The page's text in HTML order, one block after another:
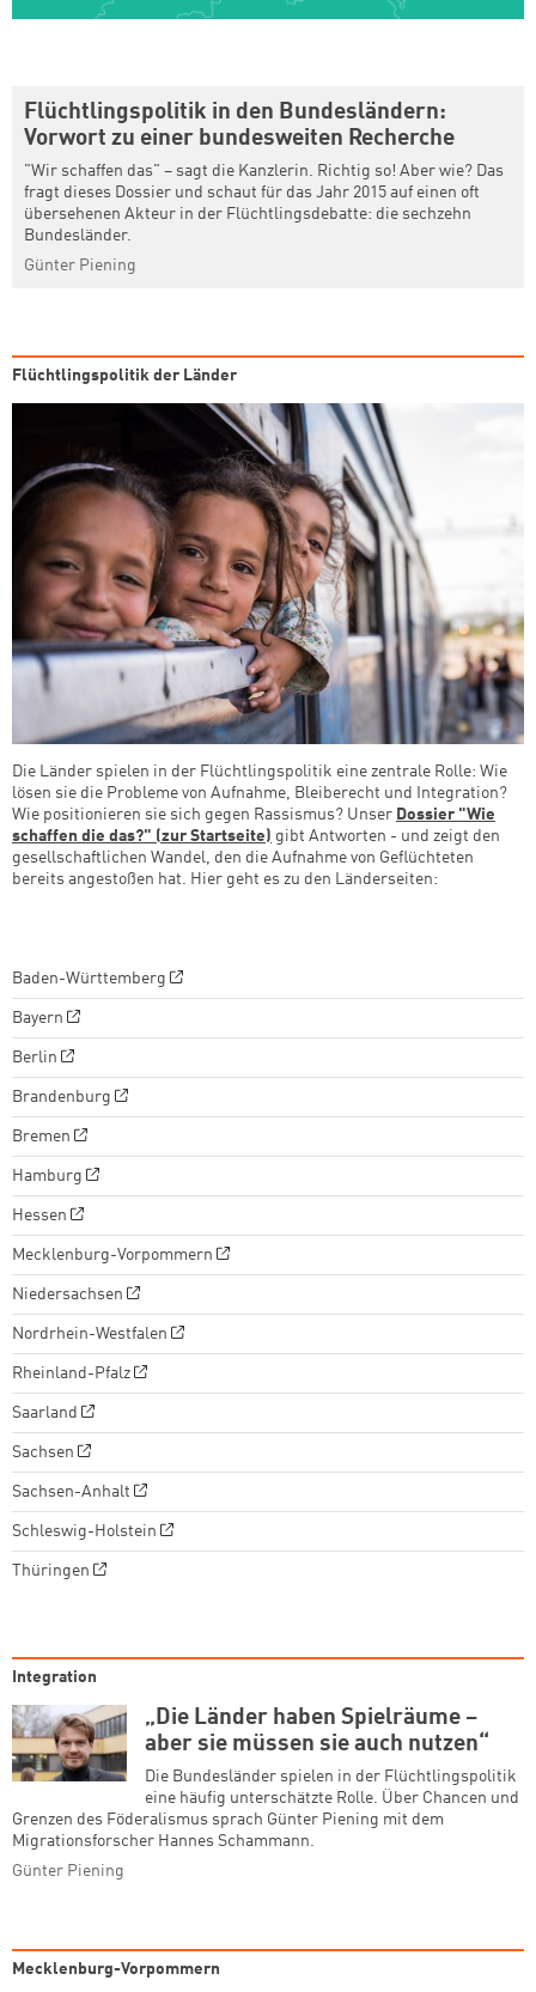
Flüchtlingspolitik in den Bundesländern:
Vorwort zu einer bundesweiten Recherche
"Wir schaffen das" – sagt die Kanzlerin. Richtig so! Aber wie? Das
fragt dieses Dossier und schaut für das Jahr 2015 auf einen oft
übersehenen Akteur in der Flüchtlingsdebatte: die sechzehn
Bundesländer.
Günter Piening
Flüchtlingspolitik der Länder
Die Länder spielen in der Flüchtlingspolitik eine zentrale Rolle: Wie
lösen sie die Probleme von Aufnahme, Bleiberecht und Integration?
Wie positionieren sie sich gegen Rassismus? Unser Dossier "Wie
schaffen die das?" (zur Startseite) gibt Antworten - und zeigt den
gesellschaftlichen Wandel, den die Aufnahme von Geflüchteten
bereits angestoßen hat. Hier geht es zu den Länderseiten:
Baden-Württemberg
Bayern
Berlin
Brandenburg
Bremen
Hamburg
Hessen
Mecklenburg-Vorpommern
Niedersachsen
Nordrhein-Westfalen
Rheinland-Pfalz
Saarland
Sachsen
Sachsen-Anhalt
Schleswig-Holstein
Thüringen
Integration
„Die Länder haben Spielräume –
aber sie müssen sie auch nutzen“
Die Bundesländer spielen in der Flüchtlingspolitik
eine häufig unterschätzte Rolle. Über Chancen und
Grenzen des Föderalismus sprach Günter Piening mit dem
Migrationsforscher Hannes Schammann.
Günter Piening
Mecklenburg-Vorpommern